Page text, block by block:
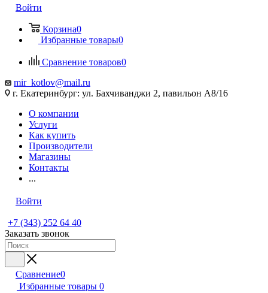
Войти
Корзина0
Избранные товары0
Сравнение товаров0
mir_kotlov@mail.ru
г. Екатеринбург: ул. Бахчиванджи 2, павильон А8/16
О компании
Услуги
Как купить
Производители
Магазины
Контакты
...
Войти
+7 (343) 252 64 40
Заказать звонок
Сравнение0
Избранные товары 0